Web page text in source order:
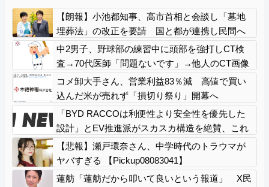
【朗報】小池都知事、高市首相と会談し「墓地
埋葬法」の改正を要請 国と都が連携し民間へ
の指導強化を進める方向で一致
中2男子、野球部の練習中に頭部を強打しCT検
査→70代医師「問題ないです」→他人のCT画像
で中学生死亡
コメ卸大手さん、営業利益83％減 高値で買い
込んだ米が売れず「損切り祭り」開幕へ
「BYD RACCOは利便性より安全性を優先した
設計」とEV推進派がスカスカ構造を絶賛、これ
がRACCOの一番の特徴よな
【悲報】瀬戸環奈さん、中学時代のトラウマが
ヤバすぎる 【Pickup08083041】
蓮舫「蓮舫だから叩いて良いという報道」 X民